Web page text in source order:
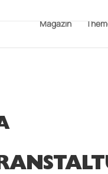
Magazin